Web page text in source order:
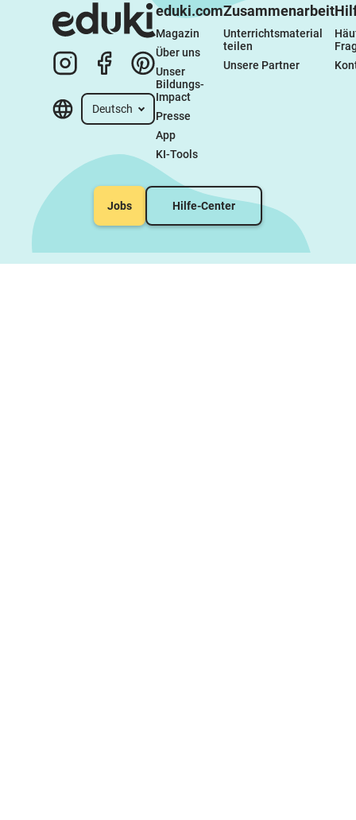
Deutsch
eduki.com
Magazin
Über uns
Unser
Bildungs-
Impact
Presse
App
KI-Tools
Zusammenarbeit
Unterrichtsmaterial
teilen
Unsere Partner
Jobs Hilfe-Center